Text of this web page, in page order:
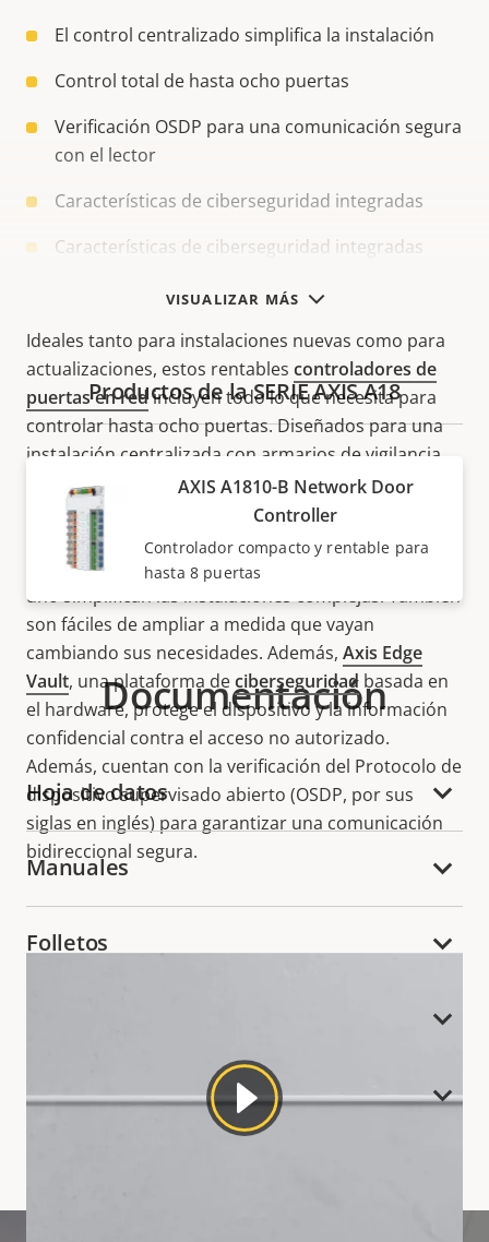
VISUALIZAR MÁS
El control centralizado simplifica la instalación
Control total de hasta ocho puertas
Verificación OSDP para una comunicación segura
con el lector
Características de ciberseguridad integradas
Características de ciberseguridad integradas
Ideales tanto para instalaciones nuevas como para
actualizaciones, estos rentables controladores de
puertas en redincluyen todo lo que necesita para
controlar hasta ocho puertas. Diseñados para una
instalación centralizada con armarios de vigilancia
de Axis o de terceros, por ejemplo, en salas de
seguridad, admiten hasta 16lectoresOSDP
cerraduras. Además, con la potencia de bloqueo
integrada, estos controladores multipuerta todo en
uno simplifican las instalaciones complejas. También
son fáciles de ampliar a medida que vayan
cambiando sus necesidades. Además, Axis Edge
Vault, una plataforma deciberseguridad basada en
el hardware, protege el dispositivo y la información
confidencial contra el acceso no autorizado.
Además, cuentan con la verificación del Protocolo de
dispositivo supervisado abierto (OSDP, por sus
siglas en inglés) para garantizar una comunicación
bidireccional segura.
Productos de la SERIE AXIS A18
AXIS A1810-B Network Door
Controller
Controlador compacto y rentable para
hasta 8 puertas
Documentación
Hoja de datos
Manuales
Folletos
Informes técnicos